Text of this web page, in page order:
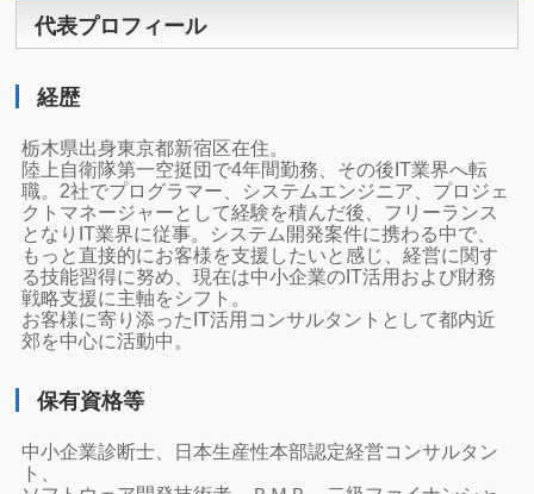
代表プロフィール
経歴
栃木県出身東京都新宿区在住。
陸上自衛隊第一空挺団で4年間勤務、その後IT業界へ転
職。2社でプログラマー、システムエンジニア、プロジェ
クトマネージャーとして経験を積んだ後、フリーランス
となりIT業界に従事。システム開発案件に携わる中で、
もっと直接的にお客様を支援したいと感じ、経営に関す
る技能習得に努め、現在は中小企業のIT活用および財務
戦略支援に主軸をシフト。
お客様に寄り添ったIT活用コンサルタントとして都内近
郊を中心に活動中。
保有資格等
中小企業診断士、日本生産性本部認定経営コンサルタン
ト、